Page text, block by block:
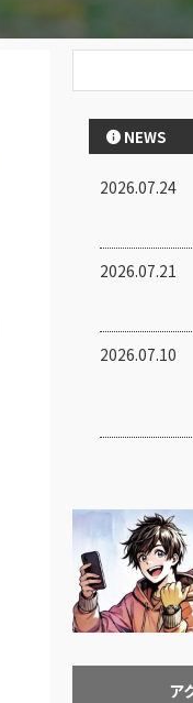
NEWS
2026.07.24
2026.07.21
2026.07.10
ア